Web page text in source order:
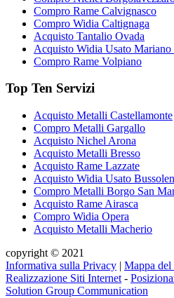
Compro Rame Calvignasco
Compro Widia Caltignaga
Acquisto Tantalio Ovada
Acquisto Widia Usato Mariano
Compro Rame Volpiano
Top Ten Servizi
Acquisto Metalli Castellamonte
Compro Metalli Gargallo
Acquisto Nichel Arona
Acquisto Metalli Bresso
Acquisto Rame Lazzate
Acquisto Widia Usato
Compro Metalli Borgo San
Acquisto Rame Airasca
Compro Widia Opera
Acquisto Metalli Macherio
copyright © 2021
Informativa sulla Privacy | Mappa del
Realizzazione Siti Internet -
Solution Group Communication